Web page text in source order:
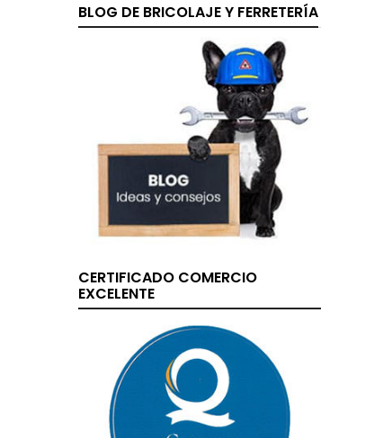
BLOG DE BRICOLAJE Y FERRETERÍA
CERTIFICADO COMERCIO
EXCELENTE